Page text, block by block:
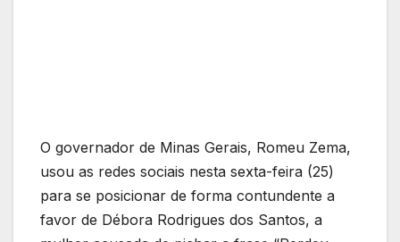
O governador de Minas Gerais, Romeu Zema,
usou as redes sociais nesta sexta-feira (25)
para se posicionar de forma contundente a
favor de Débora Rodrigues dos Santos, a